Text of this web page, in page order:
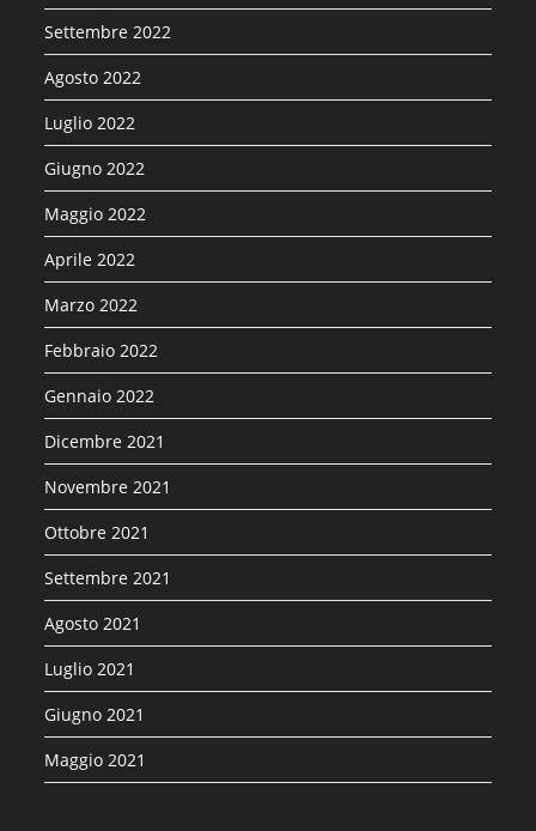
Settembre 2022
Agosto 2022
Luglio 2022
Giugno 2022
Maggio 2022
Aprile 2022
Marzo 2022
Febbraio 2022
Gennaio 2022
Dicembre 2021
Novembre 2021
Ottobre 2021
Settembre 2021
Agosto 2021
Luglio 2021
Giugno 2021
Maggio 2021